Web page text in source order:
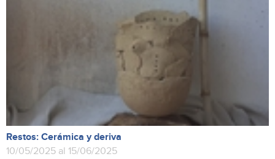
Restos: Cerámica y deriva
10/05/2025 al 15/06/2025